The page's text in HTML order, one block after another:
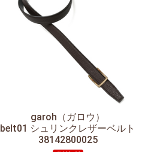
garoh（ガロウ）
belt01 シュリンクレザーベルト
38142800025